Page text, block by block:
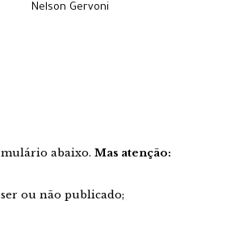
Nelson Gervoni
abaixo. Mas atenção:
ou não publicado;